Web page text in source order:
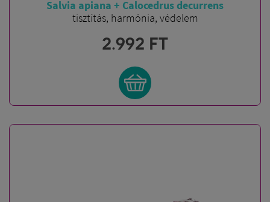
Salvia apiana + Calocedrus decurrens
tisztítás, harmónia, védelem
2.992 FT